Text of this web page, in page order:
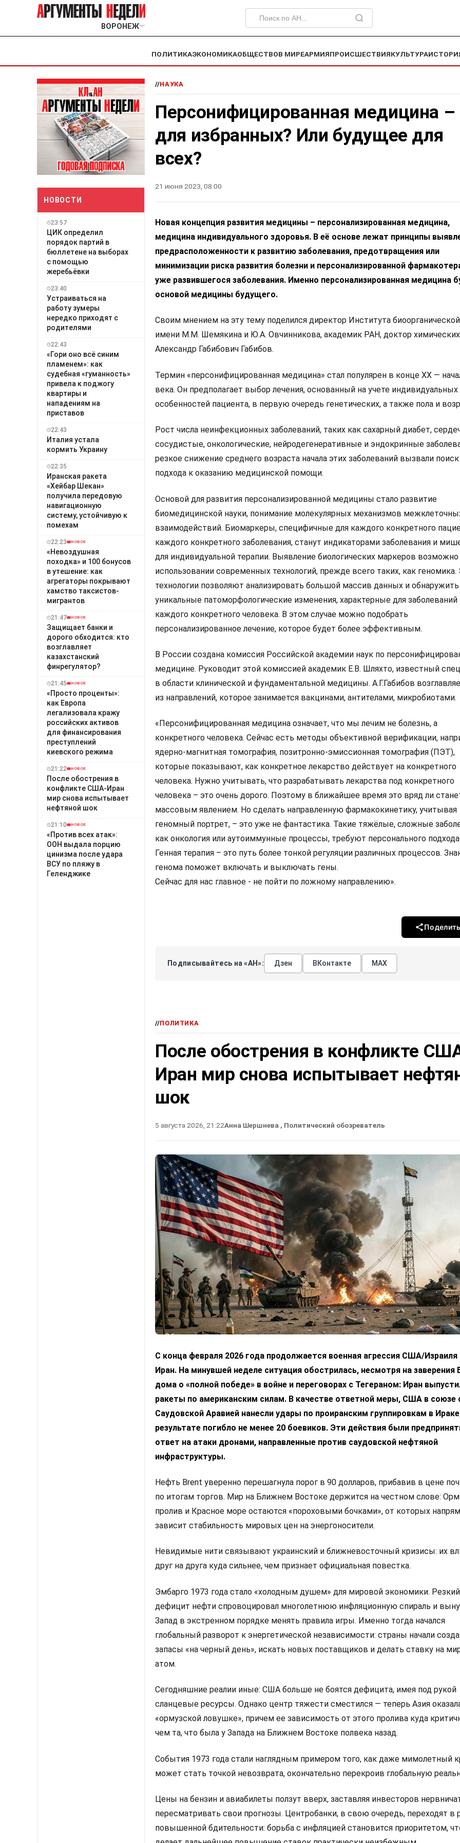
ВОРОНЕЖ﹀
ПОЛИТИКАЭКОНОМИКАОБЩЕСТВОВ МИРЕАРМИЯПРОИСШЕСТВИЯКУЛЬТУРА
НОВОСТИ
23:57
ЦИК определил
порядок партий в
бюллетене на выборах
с помощью
жеребьёвки
23:40
Устраиваться на
работу зумеры
нередко приходят с
родителями
22:43
«Гори оно всё синим
пламенем»: как
судебная «гуманность»
привела к поджогу
квартиры и
нападениям на
приставов
22:43
Италия устала
кормить Украину
22:35
Иранская ракета
«Хейбар Шекан»
получила передовую
навигационную
систему, устойчивую к
помехам
22:23 НОВОЕ
«Невоздушная
походка» и 100 бонусов
в утешение: как
агрегаторы покрывают
хамство таксистов-
мигрантов
21:47 НОВОЕ
Защищает банки и
дорого обходится: кто
возглавляет
казахстанский
финрегулятор?
21:45 НОВОЕ
«Просто проценты»:
как Европа
легализовала кражу
российских активов
для финансирования
преступлений
киевского режима
21:22 НОВОЕ
После обострения в
конфликте США-Иран
мир снова испытывает
нефтяной шок
21:10 НОВОЕ
«Против всех атак»:
ООН выдала порцию
цинизма после удара
ВСУ по пляжу в
Геленджике
//НАУКА
Персонифицированная медицина –
для избранных? Или будущее для
всех?
21 июня 2023, 08:00
Новая концепция развития медицины – персонализированная медицина,
медицина индивидуального здоровья. В её основе лежат принципы
предрасположенности к развитию заболевания, предотвращения или
минимизации риска развития болезни и персонализированной
уже развившегося заболевания. Именно персонализированная медицина
основой медицины будущего.
Своим мнением на эту тему поделился директор Института
имени М.М. Шемякина и Ю.А. Овчинникова, академик РАН, доктор
Александр Габибович Габибов.
Термин «персонифицированная медицина» стал популярен в конце XX —
века. Он предполагает выбор лечения, основанный на учете индивидуальных
особенностей пациента, в первую очередь генетических, а также пола и
Рост числа неинфекционных заболеваний, таких как сахарный диабет,
сосудистые, онкологические, нейродегенеративные и эндокринные
резкое снижение среднего возраста начала этих заболеваний вызвали
подхода к оказанию медицинской помощи.
Основой для развития персонализированной медицины стало развитие
биомедицинской науки, понимание молекулярных механизмов
взаимодействий. Биомаркеры, специфичные для каждого конкретного
каждого конкретного заболевания, станут индикаторами заболевания и
для индивидуальной терапии. Выявление биологических маркеров
использовании современных технологий, прежде всего таких, как геномика.
технологии позволяют анализировать большой массив данных и обнаружить
уникальные патоморфологические изменения, характерные для заболеваний
каждого конкретного человека. В этом случае можно подобрать
персонализированное лечение, которое будет более эффективным.
В России создана комиссия Российской академии наук по
медицине. Руководит этой комиссией академик Е.В. Шляхто, известный
в области клинической и фундаментальной медицины. А.Г.Габибов
из направлений, которое занимается вакцинами, антителами, микробиотами.
«Персонифицированная медицина означает, что мы лечим не болезнь, а
конкретного человека. Сейчас есть методы объективной верификации,
ядерно-магнитная томография, позитронно-эмиссионная томография (ПЭТ),
которые показывают, как конкретное лекарство действует на конкретного
человека. Нужно учитывать, что разрабатывать лекарства под конкретного
человека – это очень дорого. Поэтому в ближайшее время это вряд ли
массовым явлением. Но сделать направленную фармакокинетику, учитывая
геномный портрет, – это уже не фантастика. Такие тяжёлые, сложные
как онкология или аутоиммунные процессы, требуют персонального подхода.
Генная терапия – это путь более тонкой регуляции различных процессов.
генома поможет включать и выключать гены.
Сейчас для нас главное - не пойти по ложному направлению».
Подписывайтесь на «АН»: Дзен ВКонтакте МАХ
//ПОЛИТИКА
После обострения в конфликте
Иран мир снова испытывает
шок
5 августа 2026, 21:22Анна Шершнева , Политический обозреватель
С конца февраля 2026 года продолжается военная агрессия США/Израиля
Иран. На минувшей неделе ситуация обострилась, несмотря на заверения
дома о «полной победе» в войне и переговорах с Тегераном: Иран
ракеты по американским силам. В качестве ответной меры, США в союзе
Саудовской Аравией нанесли удары по проиранским группировкам в
результате погибло не менее 20 боевиков. Эти действия были
ответ на атаки дронами, направленные против саудовской нефтяной
инфраструктуры.
Нефть Brent уверенно перешагнула порог в 90 долларов, прибавив в цене
по итогам торгов. Мир на Ближнем Востоке держится на честном слове:
пролив и Красное море остаются «пороховыми бочками», от которых
зависит стабильность мировых цен на энергоносители.
Невидимые нити связывают украинский и ближневосточный кризисы: их
друг на друга куда сильнее, чем признает официальная повестка.
Эмбарго 1973 года стало «холодным душем» для мировой экономики. Резкий
дефицит нефти спровоцировал многолетнюю инфляционную спираль и
Запад в экстренном порядке менять правила игры. Именно тогда начался
глобальный разворот к энергетической независимости: страны начали
запасы «на черный день», искать новых поставщиков и делать ставку на
атом.
Сегодняшние реалии иные: США больше не боятся дефицита, имея под рукой
сланцевые ресурсы. Однако центр тяжести сместился — теперь Азия
«ормузской ловушке», причем ее зависимость от этого пролива куда
чем та, что была у Запада на Ближнем Востоке полвека назад.
События 1973 года стали наглядным примером того, как даже мимолетный
может стать точкой невозврата, окончательно перекроив глобальную
Цены на бензин и авиабилеты ползут вверх, заставляя инвесторов
пересматривать свои прогнозы. Центробанки, в свою очередь, переходят в
повышенной бдительности: борьба с инфляцией становится приоритетом,